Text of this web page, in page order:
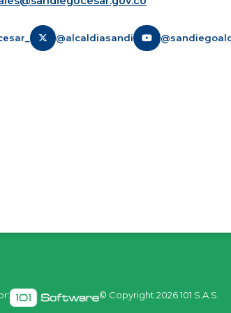
@alcaldiasandi
© Copyright 2026 101 S.A.S.